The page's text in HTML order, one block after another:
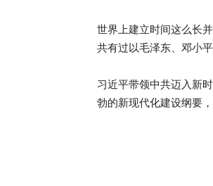
世界上建立时间这么长
共有过以毛泽东、邓小
习近平带领中共迈入新
勃的新现代化建设纲要